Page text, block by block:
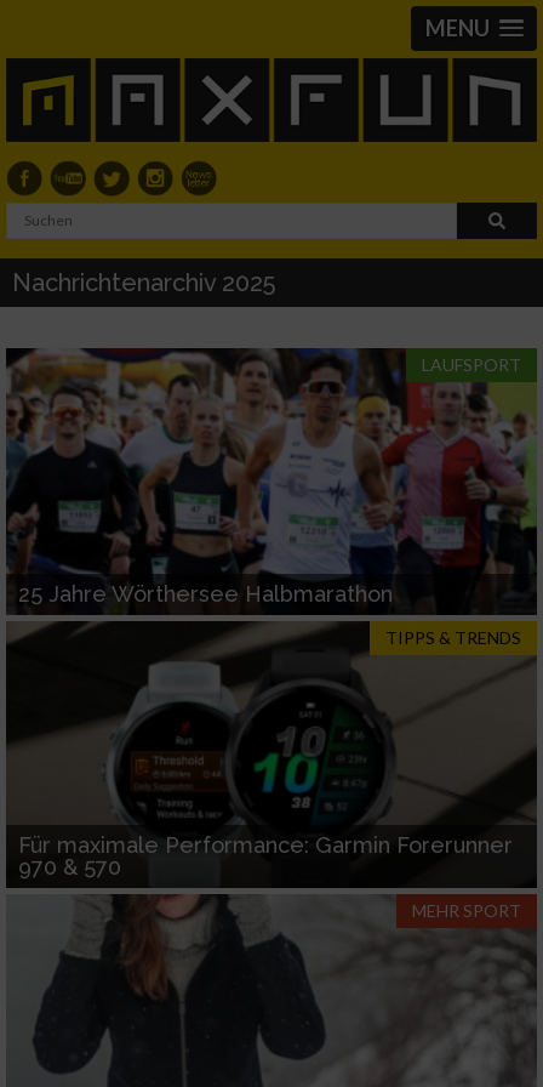
MENU
Nachrichtenarchiv 2025
LAUFSPORT
25 Jahre Wörthersee Halbmarathon
TIPPS & TRENDS
Für maximale Performance: Garmin Forerunner
970 & 570
MEHR SPORT